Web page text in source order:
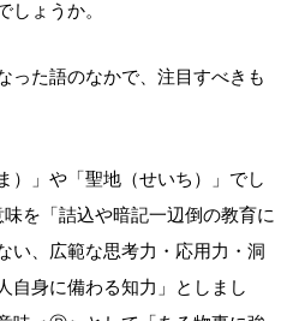
しょうか。
た語のなかで、注目すべきも
）」や「聖地（せいち）」でし
を「詰込や暗記一辺倒の教育に
い、広範な思考力・応用力・洞
自身に備わる知力」としまし